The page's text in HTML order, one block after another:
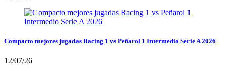
Compacto mejores jugadas Racing 1 vs Peñarol 1 Intermedio Serie A 2026
12/07/26